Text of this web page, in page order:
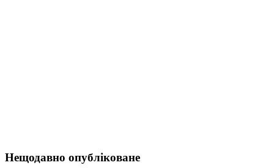
Нещодавно опубліковане